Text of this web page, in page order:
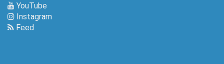
YouTube
Instagram
Feed